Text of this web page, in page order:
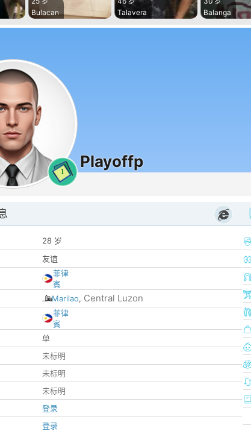
Bulacan
Talavera
Balanga
1
Playoffp
28 岁
友谊
菲律
賓
Marilao, Central Luzon
菲律
賓
单
未标明
未标明
未标明
登录
登录